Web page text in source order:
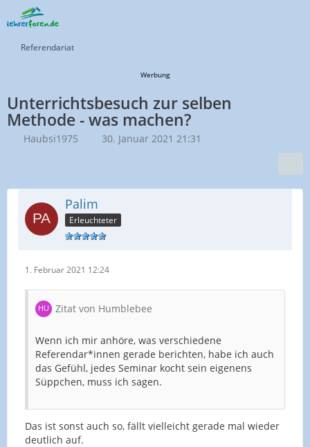
Referendariat
Werbung
Unterrichtsbesuch zur selben
Methode - was machen?
Haubsi1975 30. Januar 2021 21:31
Palim
Erleuchteter
1. Februar 2021 12:24
Zitat von Humblebee
Wenn ich mir anhöre, was verschiedene
Referendar*innen gerade berichten, habe ich auch
das Gefühl, jedes Seminar kocht sein eigenens
Süppchen, muss ich sagen.
Das ist sonst auch so, fällt vielleicht gerade mal wieder
deutlich auf.